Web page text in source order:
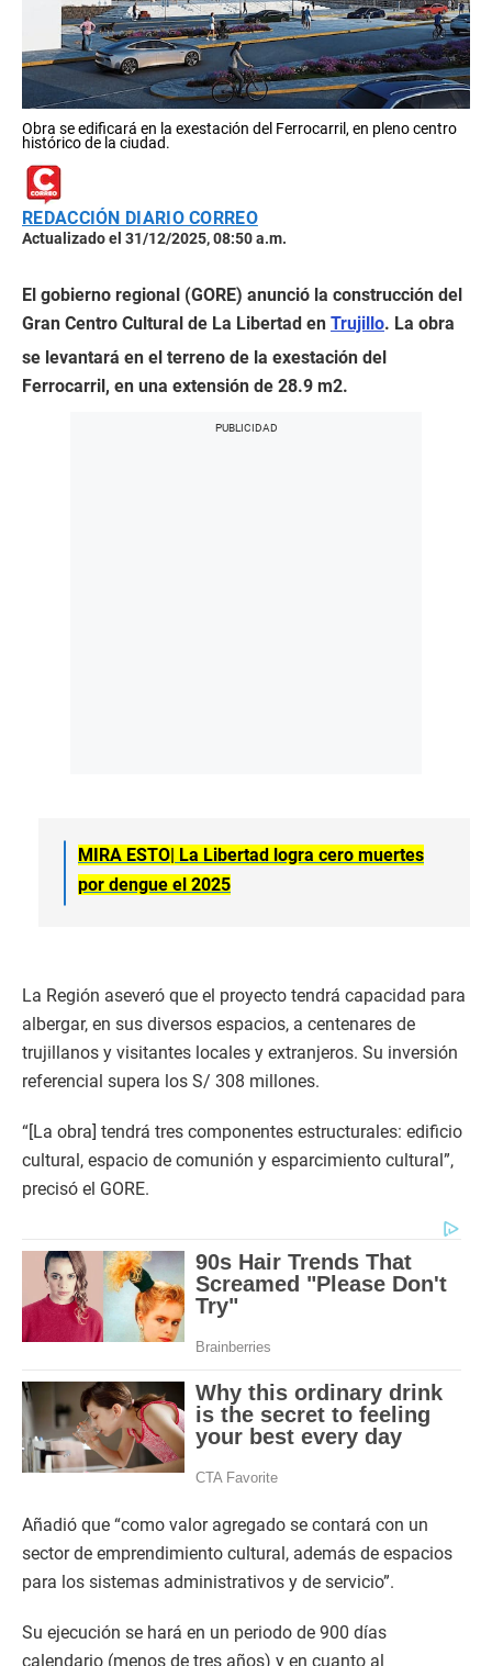
Obra se edificará en la exestación del Ferrocarril, en pleno centro
histórico de la ciudad.
REDACCIÓN DIARIO CORREO
Actualizado el 31/12/2025, 08:50 a.m.
El gobierno regional (GORE) anunció la construcción del
Gran Centro Cultural de La Libertad en Trujillo. La obra
se levantará en el terreno de la exestación del
Ferrocarril, en una extensión de 28.9 m2.
MIRA ESTO| La Libertad logra cero muertes
por dengue el 2025
La Región aseveró que el proyecto tendrá capacidad para
albergar, en sus diversos espacios, a centenares de
trujillanos y visitantes locales y extranjeros. Su inversión
referencial supera los S/ 308 millones.
“[La obra] tendrá tres componentes estructurales: edificio
cultural, espacio de comunión y esparcimiento cultural”,
precisó el GORE.
Añadió que “como valor agregado se contará con un
sector de emprendimiento cultural, además de espacios
para los sistemas administrativos y de servicio”.
Su ejecución se hará en un periodo de 900 días
calendario (menos de tres años) y en cuanto al